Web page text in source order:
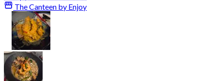
The Canteen by Enjoy